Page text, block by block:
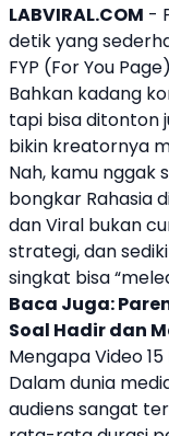
LABVIRAL.COM -
detik yang
FYP (For You
Bahkan kadang
tapi bisa ditonton
bikin kreatornya
Nah, kamu nggak
bongkar Rahasia
dan Viral bukan
strategi, dan
singkat bisa
Baca Juga:
Soal Hadir dan
Mengapa Video
Dalam dunia
audiens sangat